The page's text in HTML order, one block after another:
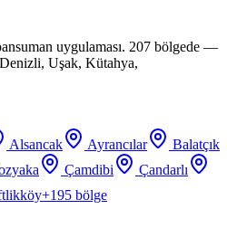
uygulaması. 207 bölgede —
Uşak, Kütahya,
Alsancak Ayrancılar
Balatçık
Çamdibi
Çandarlı
+195 bölge